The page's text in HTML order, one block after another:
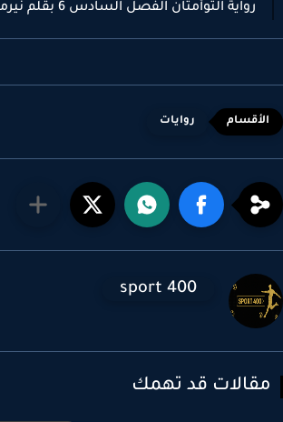
رواية التوأمتان الفصل السادس 6 بقلم نيرمين قدرى
روايات
sport 400
قد تهمك